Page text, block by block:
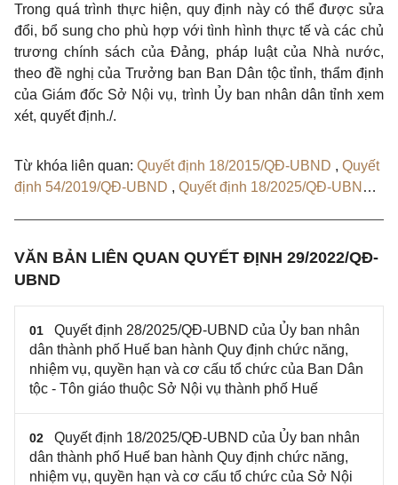
Trong quá trình thực hiện, quy định này có thể được sửa
đổi, bổ sung cho phù hợp với tình hình thực tế và các chủ
trương chính sách của Đảng, pháp luật của Nhà nước,
theo đề nghị của Trưởng ban Ban Dân tộc tỉnh, thẩm định
của Giám đốc Sở Nội vụ, trình Ủy ban nhân dân tỉnh xem
xét, quyết định./.
Từ khóa liên quan: Quyết định 18/2015/QĐ-UBND , Quyết
định 54/2019/QĐ-UBND , Quyết định 18/2025/QĐ-UBND
VĂN BẢN LIÊN QUAN QUYẾT ĐỊNH 29/2022/QĐ-
UBND
01
Quyết định 28/2025/QĐ-UBND của Ủy ban nhân
dân thành phố Huế ban hành Quy định chức năng,
nhiệm vụ, quyền hạn và cơ cấu tổ chức của Ban Dân
tộc - Tôn giáo thuộc Sở Nội vụ thành phố Huế
02
Quyết định 18/2025/QĐ-UBND của Ủy ban nhân
dân thành phố Huế ban hành Quy định chức năng,
nhiệm vụ, quyền hạn và cơ cấu tổ chức của Sở Nội